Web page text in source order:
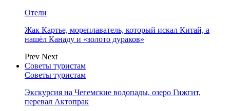
Отели
Жак Картье, мореплаватель, который искал Китай, а
нашёл Канаду и «золото дураков»
Prev Next
Советы туристам
Советы туристам
Экскурсия на Чегемские водопады, озеро Гижгит,
перевал Актопрак